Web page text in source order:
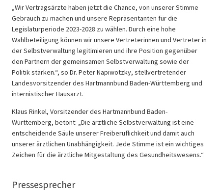
„Wir Vertragsärzte haben jetzt die Chance, von unserer Stimme
Gebrauch zu machen und unsere Repräsentanten für die
Legislaturperiode 2023-2028 zu wählen. Durch eine hohe
Wahlbeteiligung können wir unsere Vertreterinnen und Vertreter in
der Selbstverwaltung legitimieren und ihre Position gegenüber
den Partnern der gemeinsamen Selbstverwaltung sowie der
Politik stärken.“, so Dr. Peter Napiwotzky, stellvertretender
Landesvorsitzender des Hartmannbund Baden-Württemberg und
internistischer Hausarzt.
Klaus Rinkel, Vorsitzender des Hartmannbund Baden-
Württemberg, betont: „Die ärztliche Selbstverwaltung ist eine
entscheidende Säule unserer Freiberuflichkeit und damit auch
unserer ärztlichen Unabhängigkeit. Jede Stimme ist ein wichtiges
Zeichen für die ärztliche Mitgestaltung des Gesundheitswesens.“
Pressesprecher